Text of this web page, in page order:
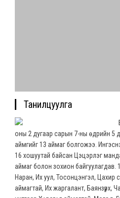
Танилцуулга
оны 2 дугаар сарын 7-ны өдрийн 5
аймгийг 13 аймаг болгожээ.
16 хошуутай байсан Цэцэрлэг
аймаг болон зохион байгуулагдав.
Наран, Их уул, Тосонцэнгэл, Цахир
аймагтай, Их жаргалант,